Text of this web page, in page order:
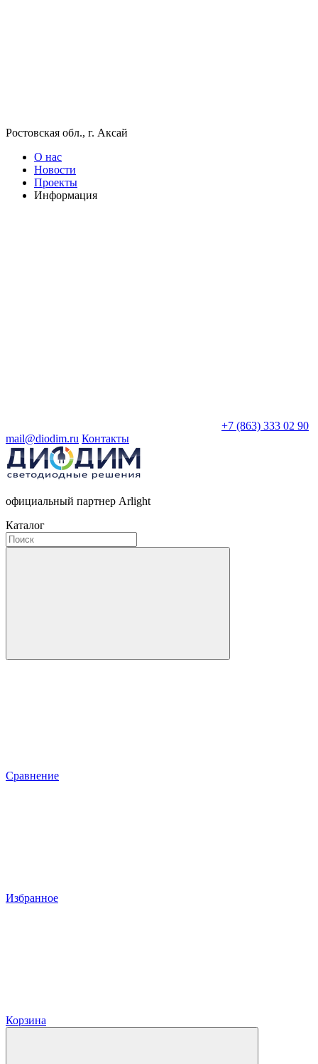
Ростовская обл., г. Аксай
О нас
Новости
Проекты
Информация
+7 (863) 333 02 90
mail@diodim.ru Контакты
официальный партнер Arlight
Каталог
Сравнение
Избранное
Корзина